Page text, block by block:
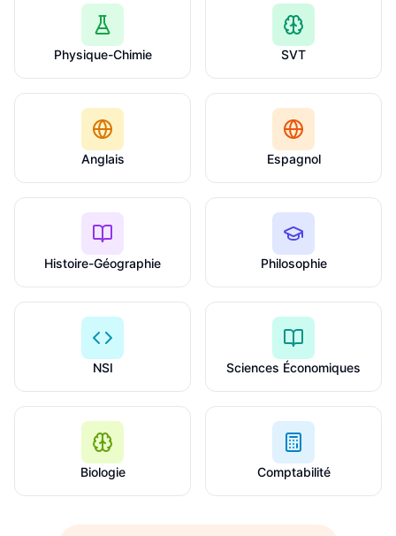
Physique-Chimie SVT
Anglais Espagnol
Histoire-Géographie Philosophie
NSI Sciences Économiques
Biologie Comptabilité